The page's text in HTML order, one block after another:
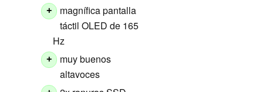
+
magnífica pantalla
táctil OLED de 165
Hz
+
muy buenos
altavoces